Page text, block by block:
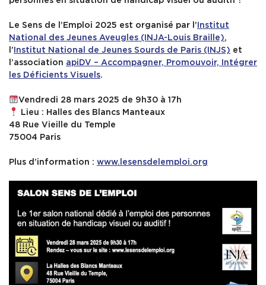
INFOS PRATIQUES
Le Sens de l’Emploi 2025 est organisé par l’Institut
National des Jeunes Aveugles (INJA-Louis Braille),
l’Institut National de Jeunes Sourds de Paris (INJS) et
l’association apiDV – Accompagner, Promouvoir, Intégrer
les Déficients Visuels.
Vendredi 28 mars 2025 de 9h30 à 17h
Lieu : Halles des Blancs Manteaux
48 Rue Vieille du Temple
75004 Paris
Plus d’information : www.lesensdelemploi.org